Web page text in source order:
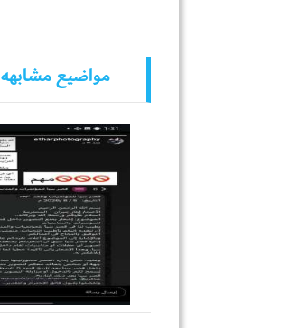
مواضيع مشابهه